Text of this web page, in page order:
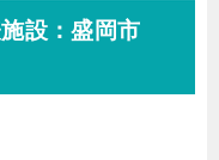
設：盛岡市